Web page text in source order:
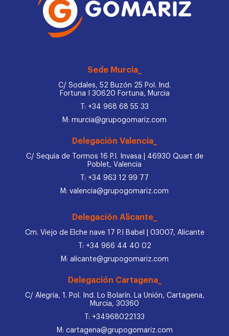
Sede Murcia_
C/ Sodales, 52 Buzón 25 Pol. Ind.
Fortuna I 30620 Fortuna, Murcia
T: +34 968 68 55 33
M: murcia@grupogomariz.com
Delegación Valencia_
C/ Sequia de Tormos 16 P.I. Invasa | 46930 Quart de
Poblet, Valencia
T: +34 963 12 99 77
M: valencia@grupogomariz.com
Delegación Alicante_
Cm. Viejo de Elche nave 17 P.I Babel | 03007, Alicante
T: +34 966 44 40 02
M: alicante@grupogomariz.com
Delegación Cartagena_
C/ Alegría, 1. Pol. Ind. Lo Bolarín. La Unión, Cartagena,
Murcia, 30360
T: +34968022133
M: cartagena@grupogomariz.com